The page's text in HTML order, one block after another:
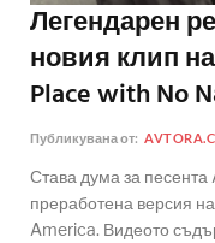
Легендарен
новия клип
Place with No
Публикувана от:
Става дума за
преработена версия
America. Видеото